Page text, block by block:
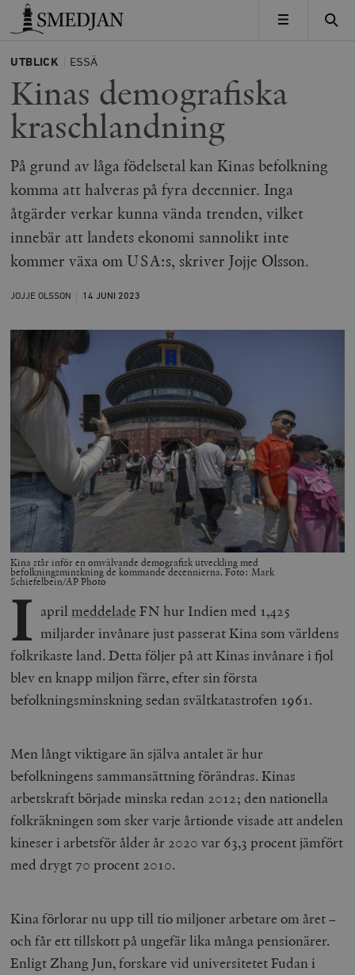
Timbro
MENY
UTBLICK ESSÄ
Kinas demografiska
kraschlandning
På grund av låga födelsetal kan Kinas befolkning
komma att halveras på fyra decennier. Inga
åtgärder verkar kunna vända trenden, vilket
innebär att landets ekonomi sannolikt inte
kommer växa om USA:s, skriver Jojje Olsson.
JOJJE OLSSON 14 JUNI 2023
Kina står inför en omvälvande demografisk utveckling med
befolkningsminskning de kommande decennierna. Foto: Mark
Schiefelbein/AP Photo
I aprilmeddelade FN hur Indien med 1,425
miljarder invånare just passerat Kina som världens
folkrikaste land. Detta följer på att Kinas invånare i fjol
blev en knapp miljon färre, efter sin första
befolkningsminskning sedan svältkatastrofen 1961.
Men långt viktigare än själva antalet är hur
befolkningens sammansättning förändras. Kinas
arbetskraft började minska redan 2012; den nationella
folkräkningen som sker varje årtionde visade att andelen
kineser i arbetsför ålder år 2020 var 63,3 procent jämfört
med drygt 70 procent 2010.
Kina förlorar nu upp till tio miljoner arbetare om året –
och får ett tillskott på ungefär lika många pensionärer.
Enligt Zhang Jun, forskare vid universitetet Fudan i